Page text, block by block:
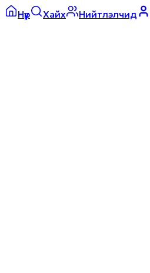
Нүүр Хайх Нийтлэлчид